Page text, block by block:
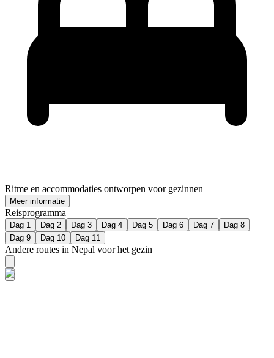
Ritme en accommodaties ontworpen voor gezinnen
Meer informatie
Reisprogramma
Dag 1 Dag 2 Dag 3 Dag 4 Dag 5 Dag 6 Dag 7
Dag 8
Dag 9
Dag 10 Dag 11
Andere routes in Nepal voor het gezin